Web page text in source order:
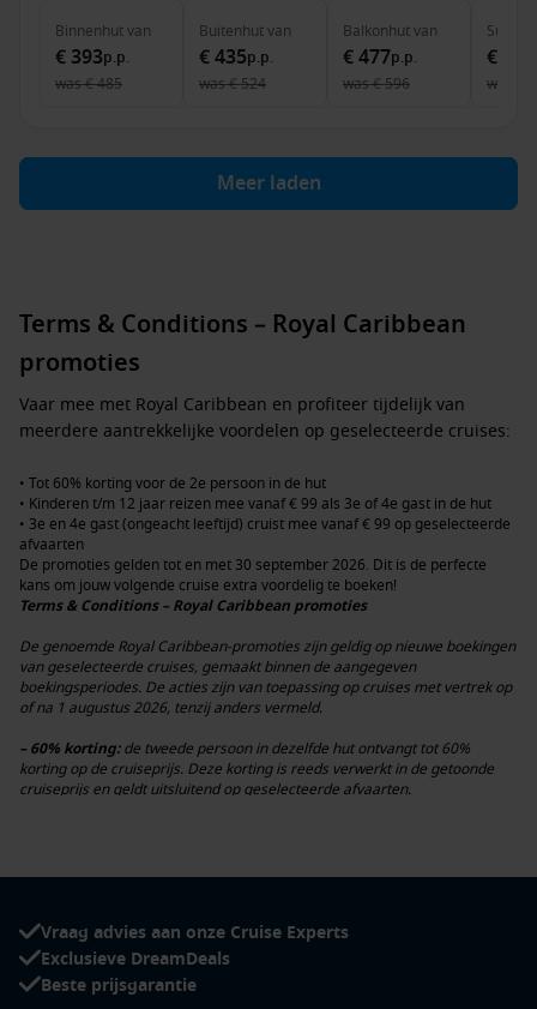
Binnenhutvan
€ 393p.p.
was€ 485
Buitenhutvan
€ 435p.p.
was€ 524
Balkonhutvan
€ 477p.p.
was€ 596
Suite
€ 678
was
Meer laden
Terms & Conditions – Royal Caribbean
promoties
Vaar mee met Royal Caribbean en profiteer tijdelijk van
meerdere aantrekkelijke voordelen op geselecteerde cruises:
• Tot 60% korting voor de 2e persoon in de hut
• Kinderen t/m 12 jaar reizen mee vanaf € 99 als 3e of 4e gast in de hut
• 3e en 4e gast (ongeacht leeftijd) cruist mee vanaf € 99 op geselecteerde
afvaarten
De promoties gelden tot en met 30 september 2026. Dit is de perfecte
kans om jouw volgende cruise extra voordelig te boeken!
Terms & Conditions – Royal Caribbean promoties
De genoemde Royal Caribbean-promoties zijn geldig op nieuwe boekingen
van geselecteerde cruises, gemaakt binnen de aangegeven
boekingsperiodes. De acties zijn van toepassing op cruises met vertrek op
of na 1 augustus 2026, tenzij anders vermeld.
– 60% korting:de tweede persoon in dezelfde hut ontvangt tot 60%
korting op de cruiseprijs. Deze korting is reeds verwerkt in de getoonde
cruiseprijs en geldt uitsluitend op geselecteerde afvaarten.
juli 2026.
Uitgezonderde afvaarten:
Uitgezonderde afvaarten zijn afvaarten vertrekkend tussen onderstaande
Vraag advies aan onze Cruise Experts
Exclusieve DreamDeals
Beste prijsgarantie